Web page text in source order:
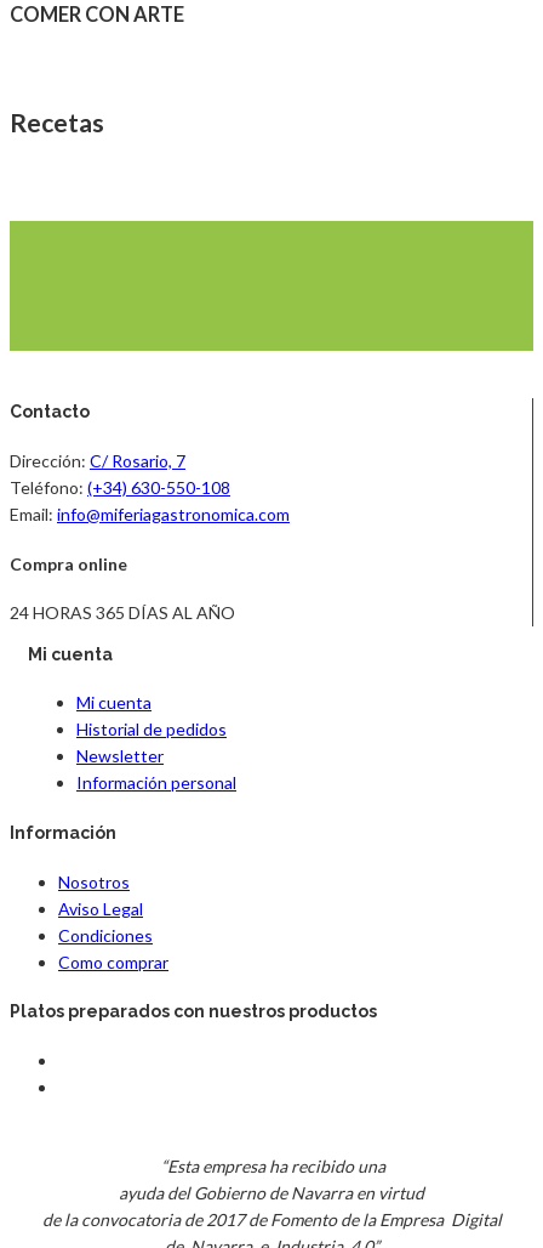
COMER CON ARTE
Recetas
Contacto
Dirección: C/ Rosario, 7
Teléfono: (+34) 630-550-108
Email: info@miferiagastronomica.com
Compra online
24 HORAS 365 DÍAS AL AÑO
Mi cuenta
Mi cuenta
Historial de pedidos
Newsletter
Información personal
Información
Nosotros
Aviso Legal
Condiciones
Como comprar
Platos preparados con nuestros productos
“Esta empresa ha recibido una
ayuda del Gobierno de Navarra en virtud
de la convocatoria de 2017 de Fomento de la Empresa Digital